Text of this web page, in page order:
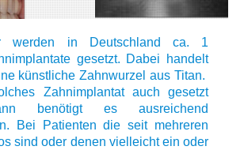
werden in Deutschland ca. 1
gesetzt. Dabei handelt
künstliche Zahnwurzel aus Titan.
Zahnimplantat auch gesetzt
benötigt es ausreichend
Bei Patienten die seit mehreren
sind oder denen vielleicht ein oder